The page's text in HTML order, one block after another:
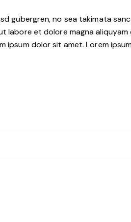
gubergren, no sea takimata
et dolore magna
ipsum dolor sit amet. Lorem